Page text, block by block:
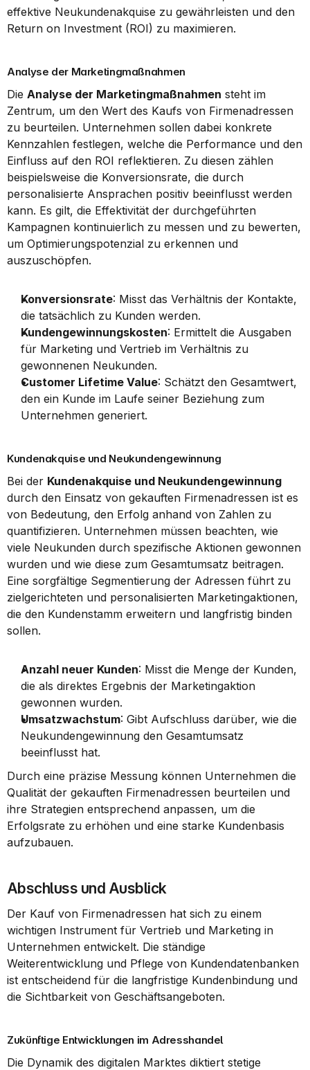
effektive Neukundenakquise zu gewährleisten und den
Return on Investment (ROI) zu maximieren.
Analyse der Marketingmaßnahmen
Die Analyse der Marketingmaßnahmen steht im
Zentrum, um den Wert des Kaufs von Firmenadressen
zu beurteilen. Unternehmen sollen dabei konkrete
Kennzahlen festlegen, welche die Performance und den
Einfluss auf den ROI reflektieren. Zu diesen zählen
beispielsweise die Konversionsrate, die durch
personalisierte Ansprachen positiv beeinflusst werden
kann. Es gilt, die Effektivität der durchgeführten
Kampagnen kontinuierlich zu messen und zu bewerten,
um Optimierungspotenzial zu erkennen und
auszuschöpfen.
Konversionsrate: Misst das Verhältnis der Kontakte,
die tatsächlich zu Kunden werden.
Kundengewinnungskosten: Ermittelt die Ausgaben
für Marketing und Vertrieb im Verhältnis zu
gewonnenen Neukunden.
Customer Lifetime Value: Schätzt den Gesamtwert,
den ein Kunde im Laufe seiner Beziehung zum
Unternehmen generiert.
Kundenakquise und Neukundengewinnung
Bei der Kundenakquise und Neukundengewinnung
durch den Einsatz von gekauften Firmenadressen ist es
von Bedeutung, den Erfolg anhand von Zahlen zu
quantifizieren. Unternehmen müssen beachten, wie
viele Neukunden durch spezifische Aktionen gewonnen
wurden und wie diese zum Gesamtumsatz beitragen.
Eine sorgfältige Segmentierung der Adressen führt zu
zielgerichteten und personalisierten Marketingaktionen,
die den Kundenstamm erweitern und langfristig binden
sollen.
Anzahl neuer Kunden: Misst die Menge der Kunden,
die als direktes Ergebnis der Marketingaktion
gewonnen wurden.
Umsatzwachstum: Gibt Aufschluss darüber, wie die
Neukundengewinnung den Gesamtumsatz
beeinflusst hat.
Durch eine präzise Messung können Unternehmen die
Qualität der gekauften Firmenadressen beurteilen und
ihre Strategien entsprechend anpassen, um die
Erfolgsrate zu erhöhen und eine starke Kundenbasis
aufzubauen.
Abschluss und Ausblick
Der Kauf von Firmenadressen hat sich zu einem
wichtigen Instrument für Vertrieb und Marketing in
Unternehmen entwickelt. Die ständige
Weiterentwicklung und Pflege von Kundendatenbanken
ist entscheidend für die langfristige Kundenbindung und
die Sichtbarkeit von Geschäftsangeboten.
Zukünftige Entwicklungen im Adresshandel
Die Dynamik des digitalen Marktes diktiert stetige